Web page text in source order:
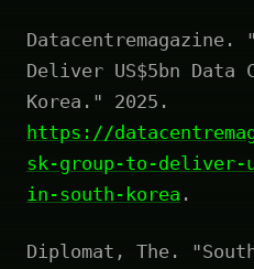
Datacentremagazine.
Deliver US$5bn Data
Korea." 2025.
https://
sk-group-to-deliver-
in-south-korea .
Diplomat, The.